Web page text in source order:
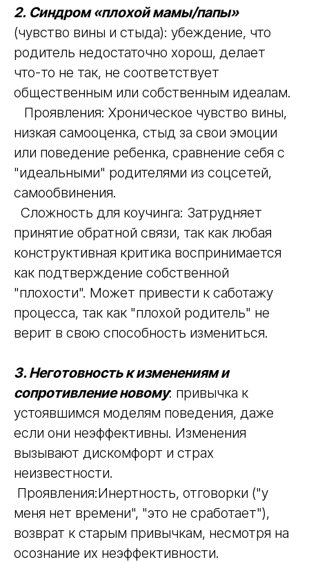
2. Синдром «плохой мамы/папы»
(чувство вины и стыда): убеждение, что
родитель недостаточно хорош, делает
что-то не так, не соответствует
общественным или собственным идеалам.
Проявления: Хроническое чувство вины,
низкая самооценка, стыд за свои эмоции
или поведение ребенка, сравнение себя с
"идеальными" родителями из соцсетей,
самообвинения.
Сложность для коучинга: Затрудняет
принятие обратной связи, так как любая
конструктивная критика воспринимается
как подтверждение собственной
"плохости". Может привести к саботажу
процесса, так как "плохой родитель" не
верит в свою способность измениться.
3. Неготовность к изменениям и
сопротивление новому: привычка к
устоявшимся моделям поведения, даже
если они неэффективны. Изменения
вызывают дискомфорт и страх
неизвестности.
Проявления:Инертность, отговорки ("у
меня нет времени", "это не сработает"),
возврат к старым привычкам, несмотря на
осознание их неэффективности.